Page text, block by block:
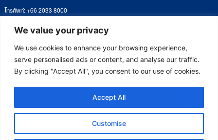
We value your privacy
We use cookies to enhance your browsing experience,
serve personalised ads or content, and analyse our traffic.
By clicking "Accept All", you consent to our use of cookies.
Customise
Accept All
โทรศัพท์: +66 2033 8000
เวลาทำการ: จันทร์ – ศุกร์
09:00 – 17:00 น.
ติดตามหนังสือหรือยื่นเอกสาร
saraban@eeco.or.th
Copyright © 2025 Eastern Economic Corridor Office (EECO)